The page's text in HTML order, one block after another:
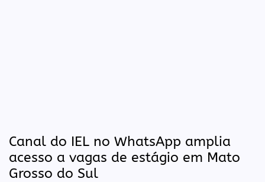
Canal do IEL no WhatsApp amplia
acesso a vagas de estágio em Mato
Grosso do Sul